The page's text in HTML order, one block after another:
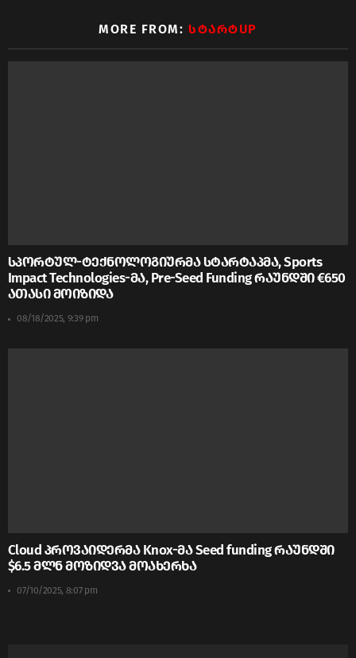
MORE FROM:ᲡᲢᲐᲠᲢUP
სპორტულ-ტექნოლოგიურმა სტარტაპმა, Sports
Impact Technologies-მა, Pre-Seed Funding რაუნდში €650
ათასი მოიზიდა
08/18/2025, 9:39 pm
Cloud პროვაიდერმა Knox-მა Seed funding რაუნდში
$6.5 მლნ მოზიდვა მოახერხა
07/10/2025, 8:07 pm